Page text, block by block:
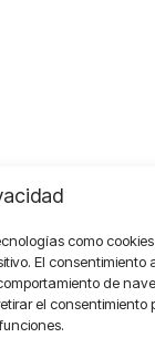
como
El consentimiento
de
el consentimiento